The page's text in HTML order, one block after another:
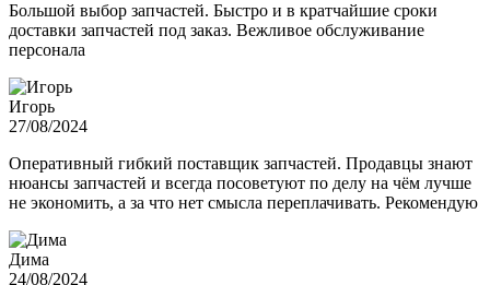
Большой выбор запчастей. Быстро и в кратчайшие сроки
доставки запчастей под заказ. Вежливое обслуживание
персонала
Игорь
27/08/2024
Оперативный гибкий поставщик запчастей. Продавцы знают
нюансы запчастей и всегда посоветуют по делу на чём лучше
не экономить, а за что нет смысла переплачивать. Рекомендую
Дима
24/08/2024